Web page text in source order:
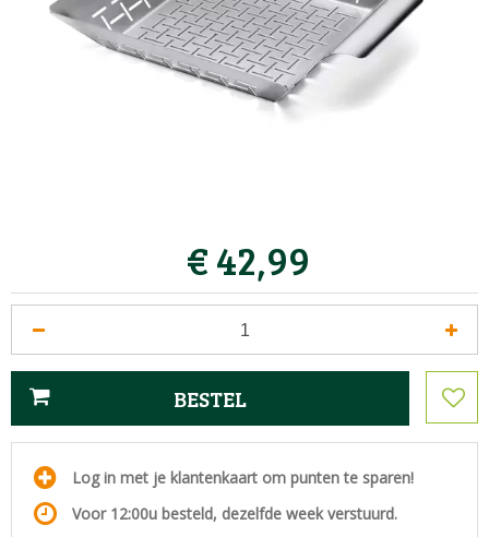
€42,99
Log in met je klantenkaart om punten te sparen!
Voor 12:00u besteld, dezelfde week verstuurd.